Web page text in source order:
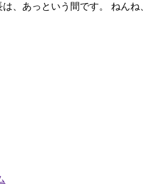
、あっという間です。 ねんね、